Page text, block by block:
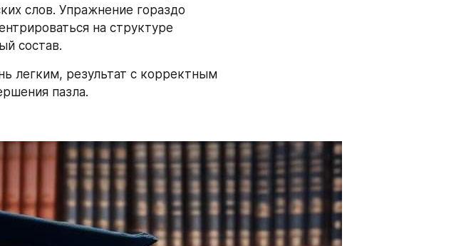
слов. Упражнение гораздо
на структуре
состав.
легким, результат с корректным
пазла.